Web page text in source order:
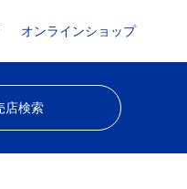
オンラインショップ